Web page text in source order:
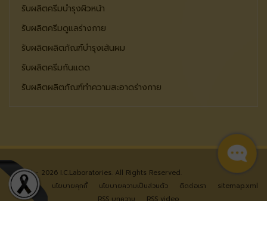
รับผลิตครีมบำรุงผิวหน้า
รับผลิตครีมดูแลร่างกาย
รับผลิตผลิตภัณฑ์บำรุงเส้นผม
รับผลิตครีมกันแดด
รับผลิตผลิตภัณฑ์ทำความสะอาดร่างกาย
© 2024 - 2026 I.C.Laboratories. All Rights Reserved.
หน้าแรก
นโยบายคุกกี้ นโยบายความเป็นส่วนตัว ติดต่อเรา
sitemap.xml
RSS บทความ
RSS video